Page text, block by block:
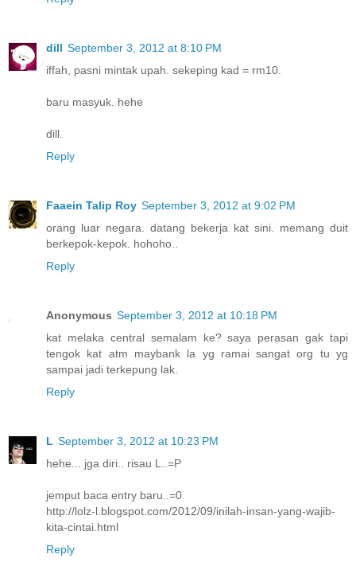
dill September 3, 2012 at 8:10 PM
iffah, pasni mintak upah. sekeping kad = rm10.
baru masyuk. hehe
dill.
Reply
Faaein Talip Roy September 3, 2012 at 9:02 PM
orang luar negara. datang bekerja kat sini. memang duit
berkepok-kepok. hohoho..
Reply
Anonymous September 3, 2012 at 10:18 PM
kat melaka central semalam ke? saya perasan gak tapi
tengok kat atm maybank la yg ramai sangat org tu yg
sampai jadi terkepung lak.
Reply
L September 3, 2012 at 10:23 PM
hehe... jga diri.. risau L..=P
jemput baca entry baru..=0
http://lolz-l.blogspot.com/2012/09/inilah-insan-yang-wajib-
kita-cintai.html
Reply